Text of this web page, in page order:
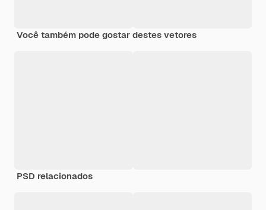
Você também pode gostar destes vetores
PSD relacionados